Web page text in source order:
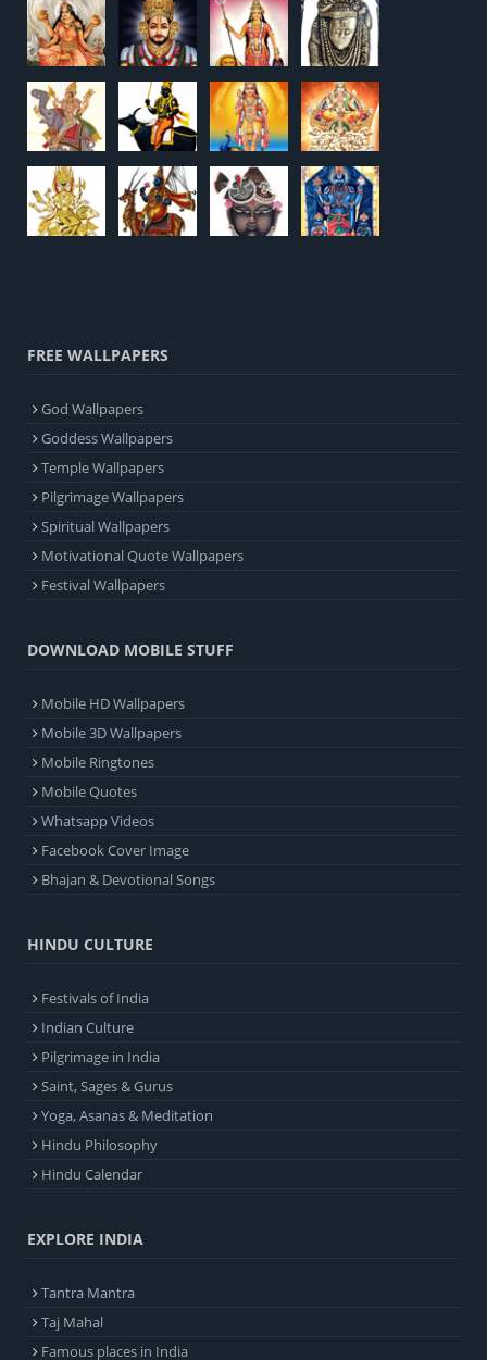
FREE WALLPAPERS
God Wallpapers
Goddess Wallpapers
Temple Wallpapers
Pilgrimage Wallpapers
Spiritual Wallpapers
Motivational Quote Wallpapers
Festival Wallpapers
DOWNLOAD MOBILE STUFF
Mobile HD Wallpapers
Mobile 3D Wallpapers
Mobile Ringtones
Mobile Quotes
Whatsapp Videos
Facebook Cover Image
Bhajan & Devotional Songs
HINDU CULTURE
Festivals of India
Indian Culture
Pilgrimage in India
Saint, Sages & Gurus
Yoga, Asanas & Meditation
Hindu Philosophy
Hindu Calendar
EXPLORE INDIA
Tantra Mantra
Taj Mahal
Famous places in India